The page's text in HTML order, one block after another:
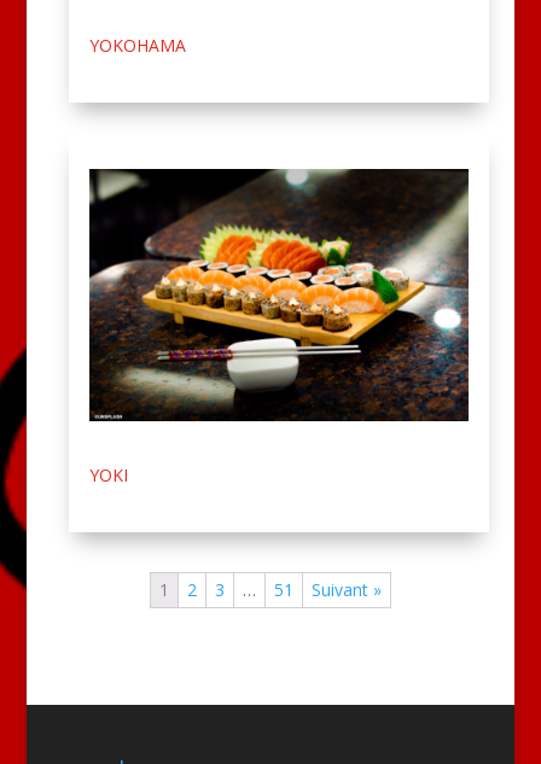
YOKOHAMA
YOKI
1 2 3 … 51 Suivant »